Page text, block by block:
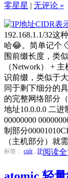
零星星 | 无评论 »
192.168.1.1/32这
哈😂。简单记个
围前缀长度，类
（Network） +
识前缀，类似于
同于剩下细分的
的完整网络部分
地址10.0.0.0 二进
00000000
制部分
（主机部分）就
标签： cidr , IP阅读